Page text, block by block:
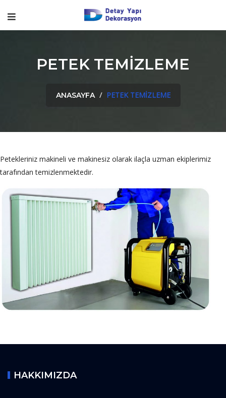
PETEK TEMİZLEME
ANASAYFA PETEK TEMİZLEME
Petekleriniz makineli ve makinesiz olarak ilaçla uzman ekiplerimiz
tarafından temizlenmektedir.
HAKKIMIZDA